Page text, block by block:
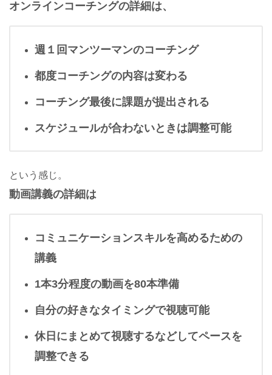
オンラインコーチングの詳細は、
週１回マンツーマンのコーチング
都度コーチングの内容は変わる
コーチング最後に課題が提出される
スケジュールが合わないときは調整可能
という感じ。
動画講義の詳細は
コミュニケーションスキルを高めるための
講義
1本3分程度の動画を80本準備
自分の好きなタイミングで視聴可能
休日にまとめて視聴するなどしてペースを
調整できる